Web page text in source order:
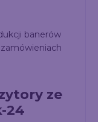
banerów
ze
24